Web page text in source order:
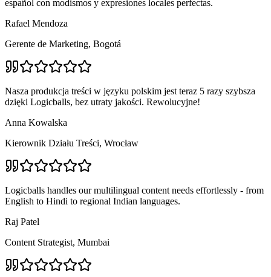
español con modismos y expresiones locales perfectas.
Rafael Mendoza
Gerente de Marketing, Bogotá
Nasza produkcja treści w języku polskim jest teraz 5 razy szybsza
dzięki Logicballs, bez utraty jakości. Rewolucyjne!
Anna Kowalska
Kierownik Działu Treści, Wrocław
Logicballs handles our multilingual content needs effortlessly - from
English to Hindi to regional Indian languages.
Raj Patel
Content Strategist, Mumbai